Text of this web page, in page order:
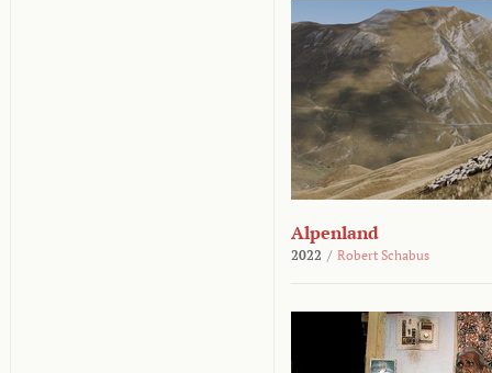
Alpenland
2022 / Robert Schabus